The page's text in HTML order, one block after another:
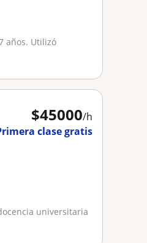
años. Utilizó
$45000/h
clase gratis
universitaria